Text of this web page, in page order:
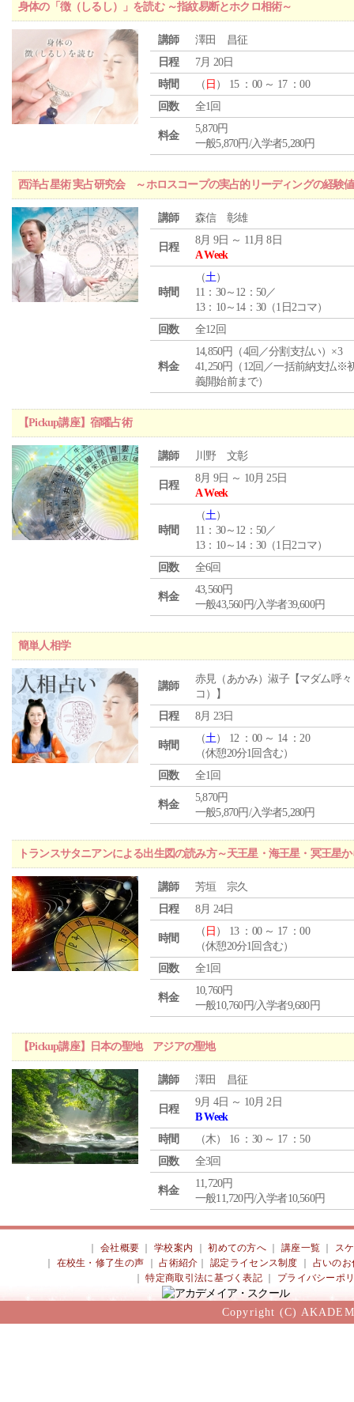
身体の「徴（しるし）」を読む ～指紋易断とホクロ相術～
講師
澤田 昌征
日程
7月 20日
時間
（ 日 ） 15 ：00 ～ 17 ：00
回数
全1回
料金
5,870円
一般5,870円/入学者5,280円
西洋占星術 実占研究会 ～ホロスコープの実占的リーディングの経験
講師 森信 彰雄
日程
8月 9日 ～ 11月 8日
A Week
時間
（土）
11：30～12：50／
13：10～14：30（1日2コマ）
回数
全12回
料金
14,850円（4回／分割支払い）×3
41,250円（12回／一括前納支払※
義開始前まで）
【Pickup講座】宿曜占術
講師 川野 文彰
日程
8月 9日 ～ 10月 25日
A Week
時間
（土）
11：30～12：50／
13：10～14：30（1日2コマ）
回数
全6回
料金
43,560円
一般43,560円/入学者39,600円
簡単人相学
講師
赤見（あかみ）淑子【マダム呼々
コ）】
日程
8月 23日
時間
（土） 12 ：00 ～ 14 ：20
（休憩20分1回含む）
回数
全1回
料金
5,870円
一般5,870円/入学者5,280円
トランスサタニアンによる出生図の読み方～天王星・海王星・冥王星
講師
芳垣 宗久
日程
8月 24日
時間
（ 日 ） 13 ：00 ～ 17 ：00
（休憩20分1回含む）
回数
全1回
料金
10,760円
一般10,760円/入学者9,680円
【Pickup講座】日本の聖地 アジアの聖地
講師 澤田 昌征
日程
9月 4日 ～ 10月 2日
B Week
時間
（木） 16 ：30 ～ 17 ：50
回数
全3回
料金
11,720円
一般11,720円/入学者10,560円
会社概要 ｜学校案内 ｜初めての方へ 講座一覧
ス
在校生・修了生の声 ｜占術紹介 ｜認定ライセンス制度
占いのお
｜特定商取引法に基づく表記 プライバシーポ
Copyright (C)